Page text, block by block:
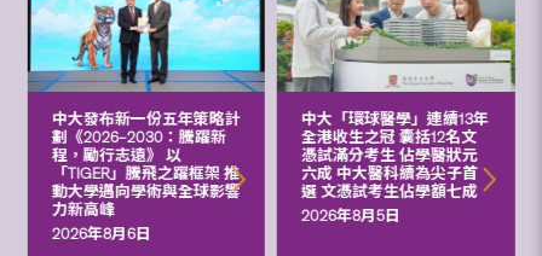
中大發布新一份五年策略計
劃《2026‒2030：騰躍新
程，勵行志遠》 以
「TIGER」騰飛之躍框架 推
動大學邁向學術與全球影響
力新高峰
2026年8月6日
中大「環球醫學」連續13年
全港收生之冠 囊括12名文
憑試滿分考生 佔學醫狀元
六成 中大醫科續為尖子首
選 文憑試考生佔學額七成
2026年8月5日